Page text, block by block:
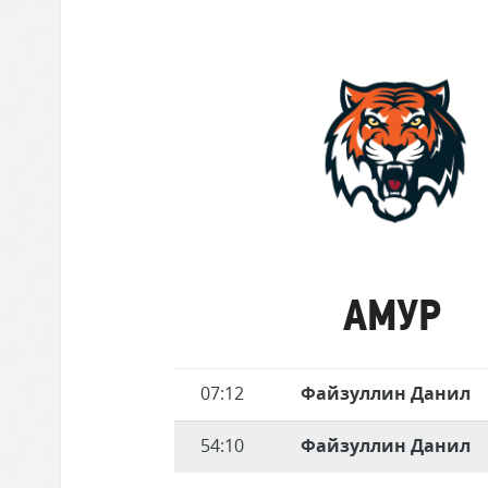
Шанхайские Драконы
Амур
АМУР
Время
Имя
07:12 Файзуллин Данил
54:10 Файзуллин Данил